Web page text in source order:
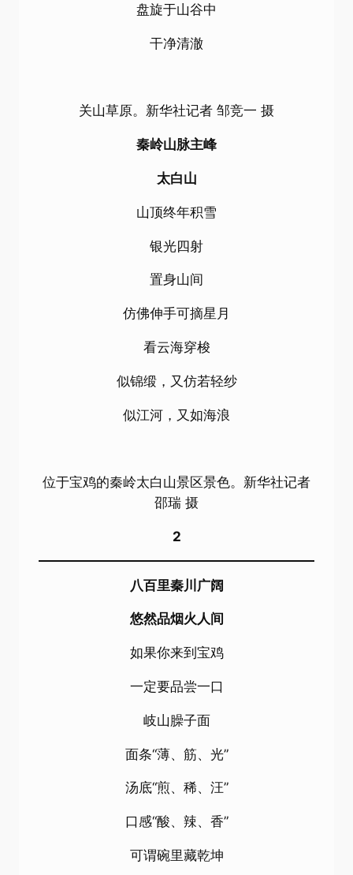
盘旋于山谷中
干净清澈
关山草原。新华社记者 邹竞一 摄
秦岭山脉主峰
太白山
山顶终年积雪
银光四射
置身山间
仿佛伸手可摘星月
看云海穿梭
似锦缎，又仿若轻纱
似江河，又如海浪
位于宝鸡的秦岭太白山景区景色。新华社记者
邵瑞 摄
2
八百里秦川广阔
悠然品烟火人间
如果你来到宝鸡
一定要品尝一口
岐山臊子面
面条“薄、筋、光”
汤底“煎、稀、汪”
口感“酸、辣、香”
可谓碗里藏乾坤